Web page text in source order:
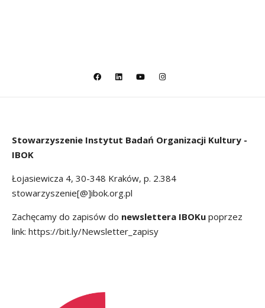
Stowarzyszenie Instytut Badań Organizacji Kultury -
IBOK
Łojasiewicza 4, 30-348 Kraków, p. 2.384
stowarzyszenie[@]ibok.org.pl
Zachęcamy do zapisów do newslettera IBOKu poprzez
link: https://bit.ly/Newsletter_zapisy